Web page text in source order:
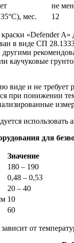
не
мес.
12
«Defender
в виде СП
каучуковые
виде и не
при понижении
для
Значение
180 – 190
0,48 – 0,53
20 – 40
10
60
от